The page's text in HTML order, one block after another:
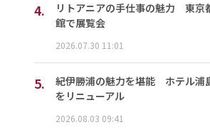
4.
リトアニアの手仕事の魅力 東京
館で展覧会
2026.07.30 11:01
5.
紀伊勝浦の魅力を堪能 ホテル浦
をリニューアル
2026.08.03 09:41